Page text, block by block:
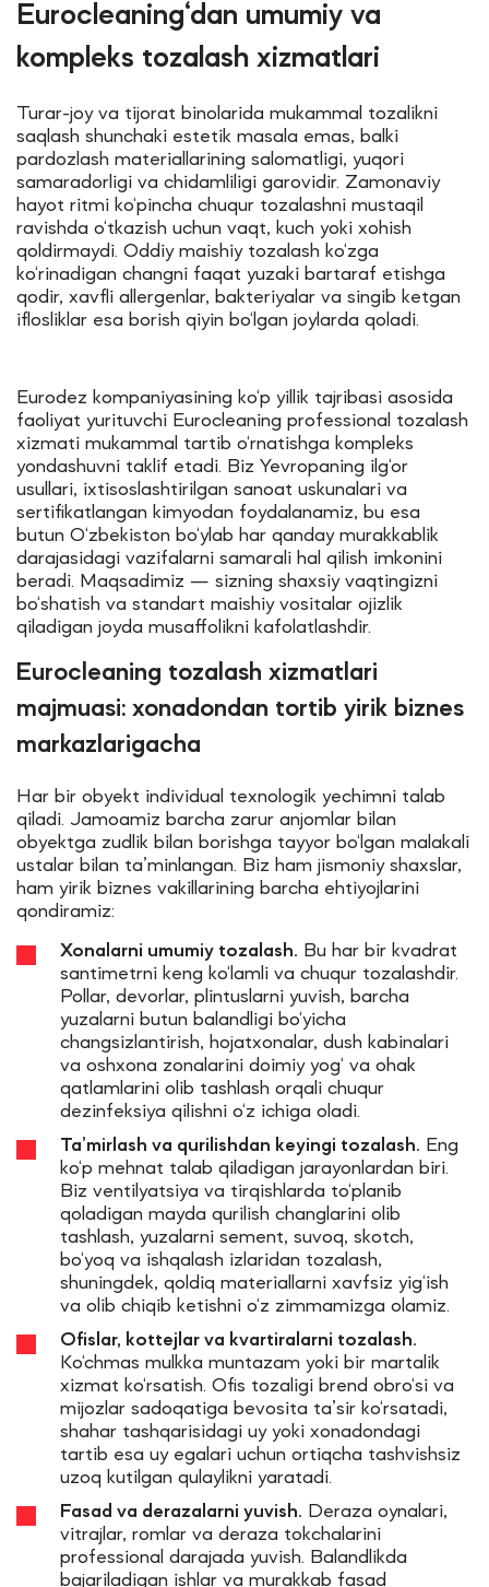
Eurocleaning‘dan umumiy va
kompleks tozalash xizmatlari
Turar-joy va tijorat binolarida mukammal tozalikni
saqlash shunchaki estetik masala emas, balki
pardozlash materiallarining salomatligi, yuqori
samaradorligi va chidamliligi garovidir. Zamonaviy
hayot ritmi ko‘pincha chuqur tozalashni mustaqil
ravishda o‘tkazish uchun vaqt, kuch yoki xohish
qoldirmaydi. Oddiy maishiy tozalash ko‘zga
ko‘rinadigan changni faqat yuzaki bartaraf etishga
qodir, xavfli allergenlar, bakteriyalar va singib ketgan
iflosliklar esa borish qiyin bo‘lgan joylarda qoladi.
Eurodez kompaniyasining ko‘p yillik tajribasi asosida
faoliyat yurituvchi Eurocleaning professional tozalash
xizmati mukammal tartib o‘rnatishga kompleks
yondashuvni taklif etadi. Biz Yevropaning ilg‘or
usullari, ixtisoslashtirilgan sanoat uskunalari va
sertifikatlangan kimyodan foydalanamiz, bu esa
butun O‘zbekiston bo‘ylab har qanday murakkablik
darajasidagi vazifalarni samarali hal qilish imkonini
beradi. Maqsadimiz — sizning shaxsiy vaqtingizni
bo‘shatish va standart maishiy vositalar ojizlik
qiladigan joyda musaffolikni kafolatlashdir.
Eurocleaning tozalash xizmatlari
majmuasi: xonadondan tortib yirik biznes
markazlarigacha
Har bir obyekt individual texnologik yechimni talab
qiladi. Jamoamiz barcha zarur anjomlar bilan
obyektga zudlik bilan borishga tayyor bo‘lgan malakali
ustalar bilan ta’minlangan. Biz ham jismoniy shaxslar,
ham yirik biznes vakillarining barcha ehtiyojlarini
qondiramiz:
Xonalarni umumiy tozalash. Bu har bir kvadrat
santimetrni keng ko‘lamli va chuqur tozalashdir.
Pollar, devorlar, plintuslarni yuvish, barcha
yuzalarni butun balandligi bo‘yicha
changsizlantirish, hojatxonalar, dush kabinalari
va oshxona zonalarini doimiy yog‘ va ohak
qatlamlarini olib tashlash orqali chuqur
dezinfeksiya qilishni o‘z ichiga oladi.
Ta’mirlash va qurilishdan keyingi tozalash. Eng
ko‘p mehnat talab qiladigan jarayonlardan biri.
Biz ventilyatsiya va tirqishlarda to‘planib
qoladigan mayda qurilish changlarini olib
tashlash, yuzalarni sement, suvoq, skotch,
bo‘yoq va ishqalash izlaridan tozalash,
shuningdek, qoldiq materiallarni xavfsiz yig‘ish
va olib chiqib ketishni o‘z zimmamizga olamiz.
Ofislar, kottejlar va kvartiralarni tozalash.
Ko‘chmas mulkka muntazam yoki bir martalik
xizmat ko‘rsatish. Ofis tozaligi brend obro‘si va
mijozlar sadoqatiga bevosita ta’sir ko‘rsatadi,
shahar tashqarisidagi uy yoki xonadondagi
tartib esa uy egalari uchun ortiqcha tashvishsiz
uzoq kutilgan qulaylikni yaratadi.
Fasad va derazalarni yuvish. Deraza oynalari,
vitrajlar, romlar va deraza tokchalarini
professional darajada yuvish. Balandlikda
bajariladigan ishlar va murakkab fasad